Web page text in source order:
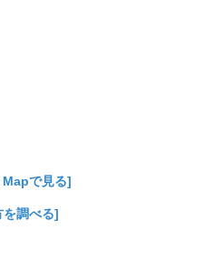
で見る]
を調べる]